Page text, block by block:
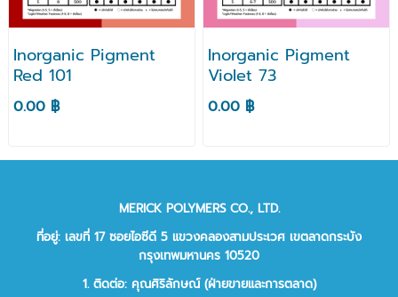
Inorganic Pigment
Red 101
0.00 ฿
Inorganic Pigment
Violet 73
0.00 ฿
MERICK POLYMERS CO., LTD.
ที่อยู่: เลขที่ 17 ซอยไอซีดี 5 แขวงคลองสามประเวศ เขตลาดกระบัง
กรุงเทพมหานคร 10520
1. ติดต่อ: คุณศิริลักษณ์ (ฝ่ายขายและการตลาด)